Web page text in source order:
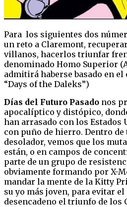
Para los siguientes dos
un reto a Claremont,
villanos, hacerlos triunfar
denominado Homo Superior
admitirá haberse basado en
“Days of the Daleks”)
Días del Futuro Pasado nos
apocalíptico y distópico,
han arrasado con los Estados
con puño de hierro. Dentro de
desolador, vemos que los
están, o en campos de
parte de un grupo de
obviamente formando por X-
mandar la mente de la Kitty
su yo más joven, para evitar
desencadeno el triunfo de los